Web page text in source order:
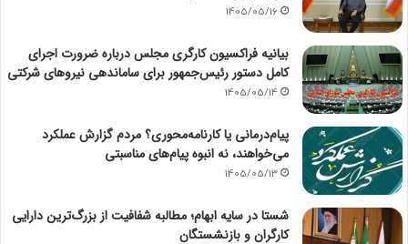
1405/05/16
بیانیه فراکسیون کارگری مجلس درباره ضرورت اجرای
کامل دستور رئیس‌جمهور برای ساماندهی نیروهای شرکتی
1405/05/14
پیام‌درمانی یا کارنامه‌محوری؟ مردم گزارش عملکرد
می‌خواهند، نه انبوه پیام‌های مناسبتی
1405/05/13
شستا در سایه ابهام؛ مطالبه شفافیت از بزرگ‌ترین دارایی
کارگران و بازنشستگان